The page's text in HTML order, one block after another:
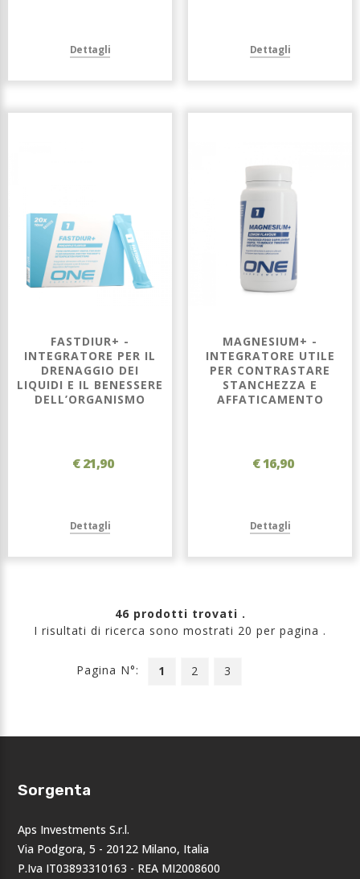
Dettagli Dettagli
FASTDIUR+ -
INTEGRATORE PER IL
DRENAGGIO DEI
LIQUIDI E IL BENESSERE
DELL’ORGANISMO
€ 21,90
Dettagli
MAGNESIUM+ -
INTEGRATORE UTILE
PER CONTRASTARE
STANCHEZZA E
AFFATICAMENTO
€ 16,90
Dettagli
46 prodotti trovati .
I risultati di ricerca sono mostrati 20 per pagina .
Pagina N°: 1 2 3
Sorgenta
Aps Investments S.r.l.
Via Podgora, 5 - 20122 Milano, Italia
P.Iva IT03893310163 - REA MI2008600